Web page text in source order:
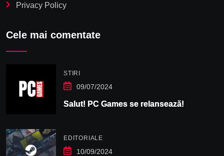
Privacy Policy
Cele mai comentate
STIRI
09/07/2024
Salut! PC Games se relansează!
EDITORIALE
10/09/2024